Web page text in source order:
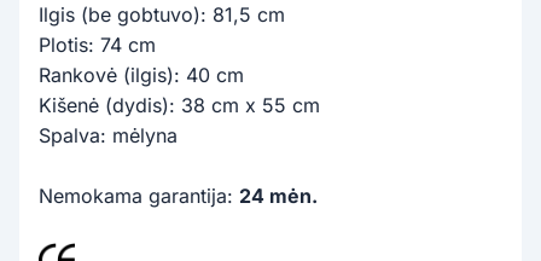
Ilgis (be gobtuvo): 81,5 cm
Plotis: 74 cm
Rankovė (ilgis): 40 cm
Kišenė (dydis): 38 cm x 55 cm
Spalva: mėlyna
Nemokama garantija: 24 mėn.